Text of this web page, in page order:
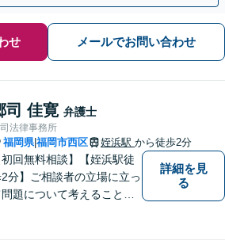
せ メールでお問い合わせ
司 佳寛 弁護士
法律事務所
福岡県|福岡市西区 姪浜駅 から徒歩2分
初回無料相談】【姪浜駅徒
分】ご相談者の立場に立っ
題について考えることが
詳細を見
る